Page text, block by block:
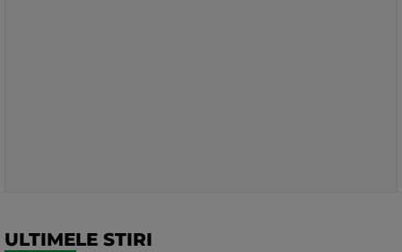
ULTIMELE STIRI